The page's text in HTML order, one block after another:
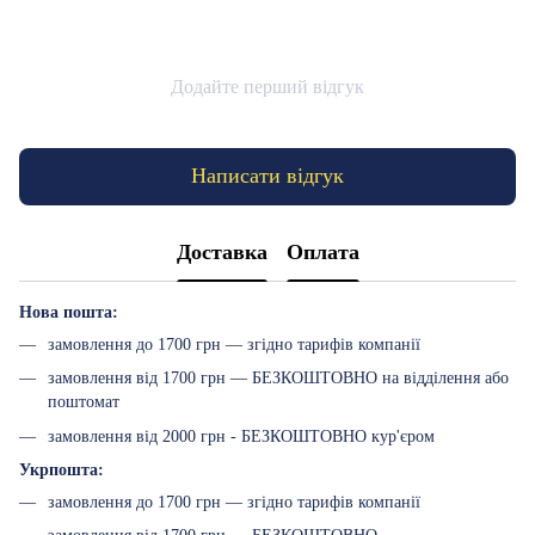
Додайте перший відгук
Написати відгук
Доставка Оплата
Нова пошта:
замовлення до 1700 грн — згідно тарифів компанії
замовлення від 1700 грн — БЕЗКОШТОВНО на відділення або
поштомат
замовлення від 2000 грн - БЕЗКОШТОВНО кур'єром
Укрпошта:
замовлення до 1700 грн — згідно тарифів компанії